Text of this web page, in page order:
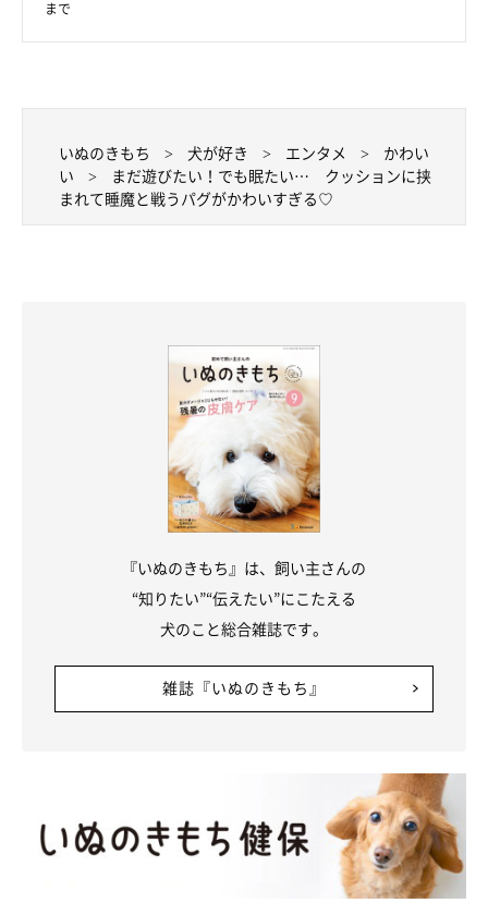
まで
いぬのきもち 犬が好き エンタメ
かわい
い
まだ遊びたい！でも眠たい… クッションに挟
まれて睡魔と戦うパグがかわいすぎる♡
『いぬのきもち』は、飼い主さんの
“知りたい”“伝えたい”にこたえる
犬のこと総合雑誌です。
雑誌『いぬのきもち』